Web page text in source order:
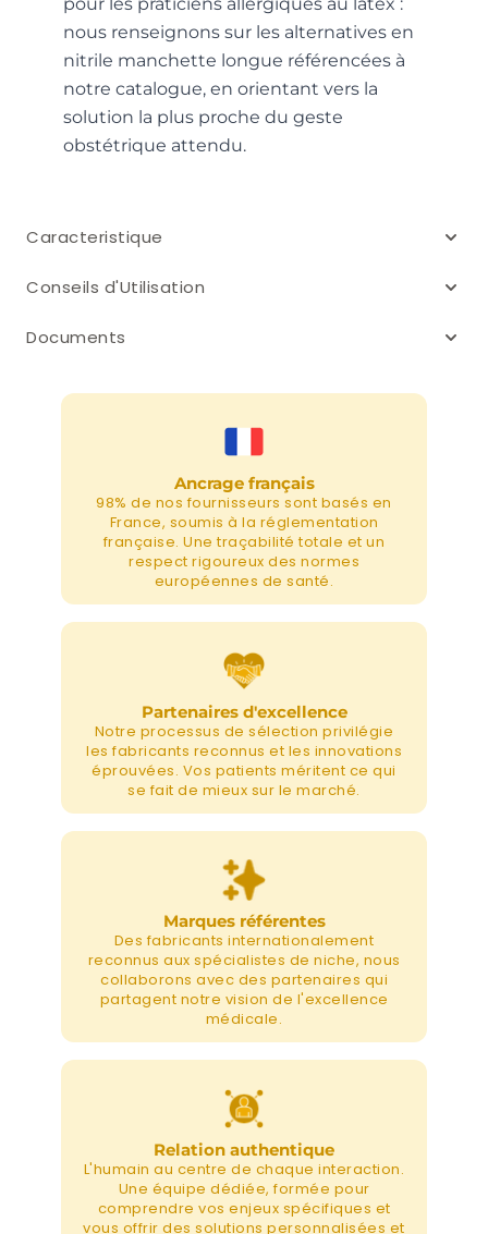
nous renseignons sur les alternatives en
nitrile manchette longue référencées à
notre catalogue, en orientant vers la
solution la plus proche du geste
obstétrique attendu.
Caracteristique
Conseils d'Utilisation
Documents
Ancrage français
98% de nos fournisseurs sont basés en
France, soumis à la réglementation
française. Une traçabilité totale et un
respect rigoureux des normes
européennes de santé.
Partenaires d'excellence
Notre processus de sélection privilégie
les fabricants reconnus et les innovations
éprouvées. Vos patients méritent ce qui
se fait de mieux sur le marché.
Marques référentes
Des fabricants internationalement
reconnus aux spécialistes de niche, nous
collaborons avec des partenaires qui
partagent notre vision de l'excellence
médicale.
Relation authentique
L'humain au centre de chaque interaction.
Une équipe dédiée, formée pour
comprendre vos enjeux spécifiques et
vous offrir des solutions personnalisées et